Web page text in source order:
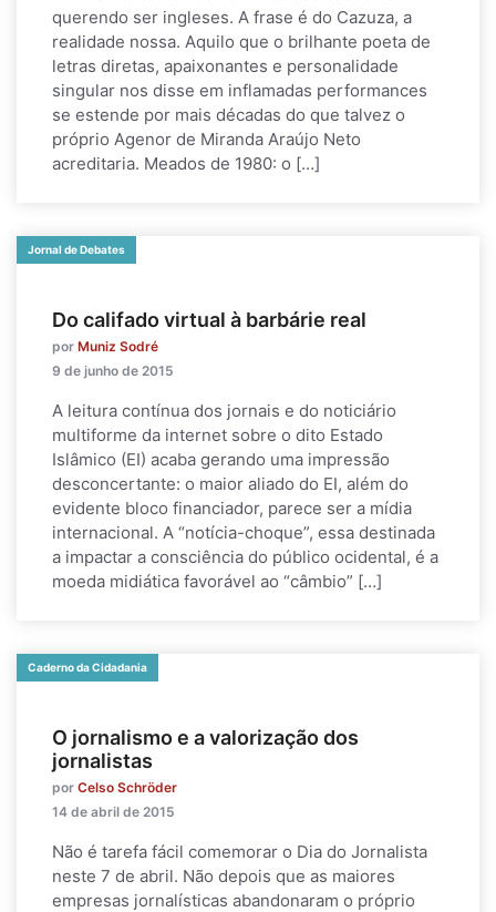
querendo ser ingleses. A frase é do Cazuza, a
realidade nossa. Aquilo que o brilhante poeta de
letras diretas, apaixonantes e personalidade
singular nos disse em inflamadas performances
se estende por mais décadas do que talvez o
próprio Agenor de Miranda Araújo Neto
acreditaria. Meados de 1980: o […]
Jornal de Debates
Do califado virtual à barbárie real
por Muniz Sodré
9 de junho de 2015
A leitura contínua dos jornais e do noticiário
multiforme da internet sobre o dito Estado
Islâmico (EI) acaba gerando uma impressão
desconcertante: o maior aliado do EI, além do
evidente bloco financiador, parece ser a mídia
internacional. A “notícia-choque”, essa destinada
a impactar a consciência do público ocidental, é a
moeda midiática favorável ao “câmbio” […]
Caderno da Cidadania
O jornalismo e a valorização dos
jornalistas
por Celso Schröder
14 de abril de 2015
Não é tarefa fácil comemorar o Dia do Jornalista
neste 7 de abril. Não depois que as maiores
empresas jornalísticas abandonaram o próprio